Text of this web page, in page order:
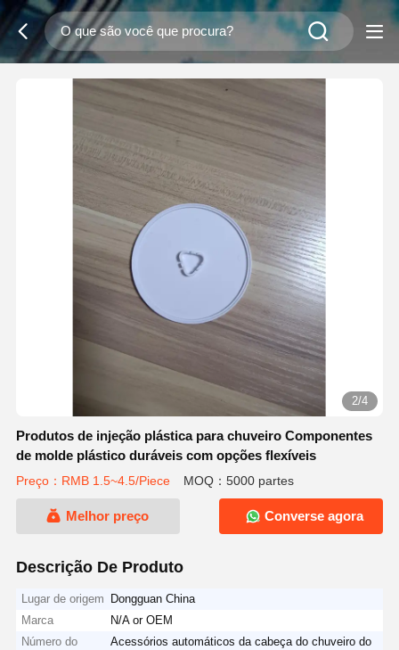
2/4
Produtos de injeção plástica para chuveiro Componentes
de molde plástico duráveis com opções flexíveis
Preço：RMB 1.5~4.5/Piece MOQ：5000 partes
Melhor preço Converse agora
Descrição De Produto
Lugar de origem
Dongguan China
Marca
N/A or OEM
Número do
Acessórios automáticos da cabeça do chuveiro do